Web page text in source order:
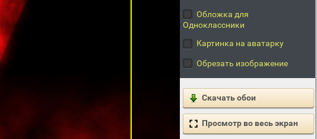
Обложка для
Одноклассники
Картинка на аватарку
Обрезать изображение
Скачать обои
Просмотр во весь экран